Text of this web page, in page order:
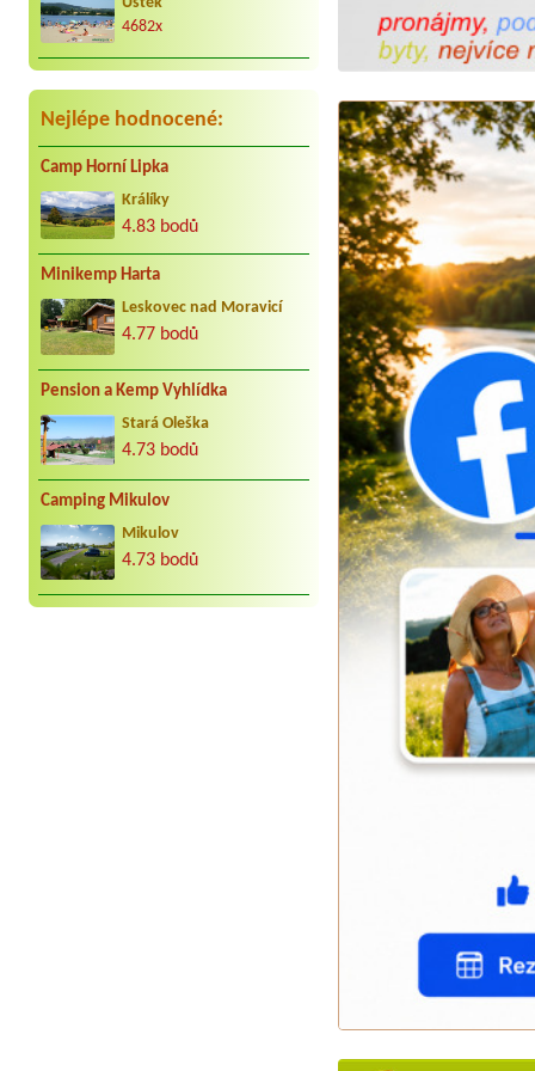
4682x
Nejlépe hodnocené:
Camp Horní Lipka
Králíky
4.83 bodů
Minikemp Harta
Leskovec nad Moravicí
4.77 bodů
Pension a Kemp Vyhlídka
Stará Oleška
4.73 bodů
Camping Mikulov
Mikulov
4.73 bodů